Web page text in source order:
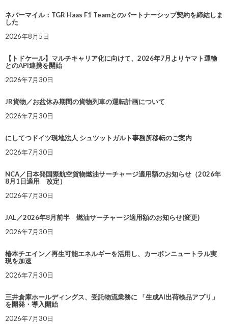
ネバーマイル：TGR Haas F1 Teamとのパートナーシップ契約を締結しま
した
2026年8月5日
【トドケール】マルチキャリア化に向けて、2026年7月よりヤマト運輸
とのAPI連携を開始
2026年7月30日
JR貨物／お盆休み期間の貨物列車の運転計画について
2026年7月30日
にしてつドイツ現地法人 シュツットガルト事務所移転のご案内
2026年7月30日
NCA／日本発国際航空貨物燃油サーチャージ適用額のお知らせ（2026年
8月1日適用 改定）
2026年7月30日
JAL／2026年8月前半 燃油サーチャージ適用額のお知らせ(変更)
2026年7月30日
椿本チエイン／再生可能エネルギーを活用し、カーボンニュートラル実
現を加速
2026年7月30日
三井倉庫ホールディングス、受託物流業務に 「生成AI出荷検品アプリ」
を開発・導入開始
2026年7月30日